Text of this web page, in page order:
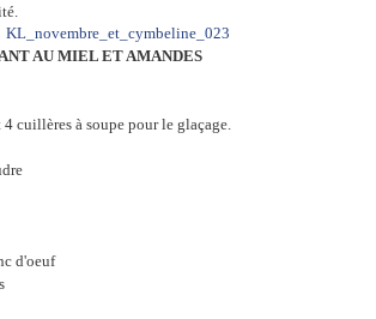
AU MIEL ET AMANDES
cuillères à soupe pour le glaçage.
d'oeuf